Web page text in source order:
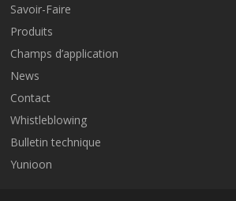
Savoir-Faire
Produits
Champs d’application
News
Contact
Whistleblowing
Bulletin technique
Yunioon